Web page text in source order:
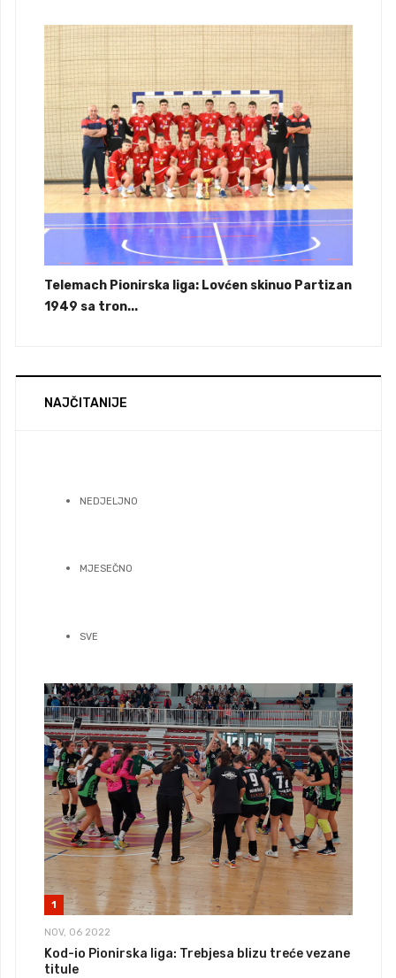
Telemach Pionirska liga: Lovćen skinuo Partizan
1949 sa tron...
NAJČITANIJE
NEDJELJNO
MJESEČNO
SVE
1
NOV, 06 2022
Kod-io Pionirska liga: Trebjesa blizu treće vezane
titule